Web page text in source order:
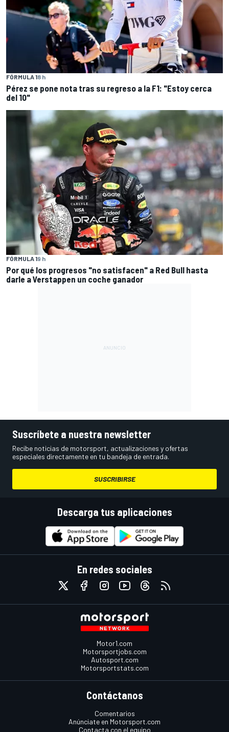
FÓRMULA 18 h
Pérez se pone nota tras su regreso a la F1: "Estoy cerca
del 10"
FÓRMULA 19 h
Por qué los progresos "no satisfacen" a Red Bull hasta
darle a Verstappen un coche ganador
Suscríbete a nuestra newsletter
Recibe noticias de motorsport, actualizaciones y ofertas
especiales directamente en tu bandeja de entrada.
SUSCRIBIRSE
Descarga tus aplicaciones
En redes sociales
Motor1.com
Motorsportjobs.com
Autosport.com
Motorsportstats.com
Contáctanos
Comentarios
Anúnciate en Motorsport.com
Contacta con el equipo